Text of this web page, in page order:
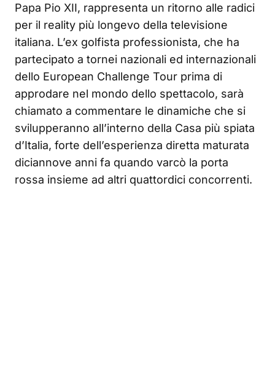
Papa Pio XII, rappresenta un ritorno alle radici
per il reality più longevo della televisione
italiana. L’ex golfista professionista, che ha
partecipato a tornei nazionali ed internazionali
dello European Challenge Tour prima di
approdare nel mondo dello spettacolo, sarà
chiamato a commentare le dinamiche che si
svilupperanno all’interno della Casa più spiata
d’Italia, forte dell’esperienza diretta maturata
diciannove anni fa quando varcò la porta
rossa insieme ad altri quattordici concorrenti.